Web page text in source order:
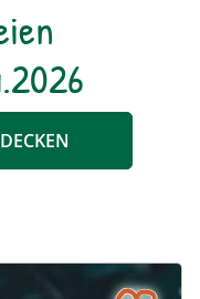
im Garten